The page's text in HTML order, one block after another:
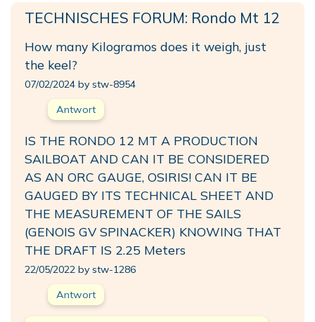
TECHNISCHES FORUM: Rondo Mt 12
How many Kilogramos does it weigh, just
the keel?
07/02/2024 by stw-8954
Antwort
IS THE RONDO 12 MT A PRODUCTION
SAILBOAT AND CAN IT BE CONSIDERED
AS AN ORC GAUGE, OSIRIS! CAN IT BE
GAUGED BY ITS TECHNICAL SHEET AND
THE MEASUREMENT OF THE SAILS
(GENOIS GV SPINACKER) KNOWING THAT
THE DRAFT IS 2.25 Meters
22/05/2022 by stw-1286
Antwort